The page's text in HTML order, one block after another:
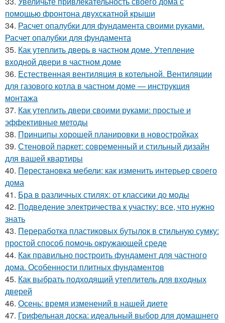
помощью фронтона двухскатной крыши
34. Расчет опалубки для фундамента своими руками.
Расчет опалубки для фундамента
35. Как утеплить дверь в частном доме. Утепление
входной двери в частном доме
36. Естественная вентиляция в котельной. Вентиляции
для газового котла в частном доме — инструкция
монтажа
37. Как утеплить двери своими руками: простые и
эффективные методы
38. Принципы хорошей планировки в новостройках
39. Стеновой паркет: современный и стильный дизайн
для вашей квартиры
40. Перестановка мебели: как изменить интерьер своего
дома
41. Бра в различных стилях: от классики до моды
42. Подведение электричества к участку: все, что нужно
знать
43. Переработка пластиковых бутылок в стильную сумку:
простой способ помочь окружающей среде
44. Как правильно построить фундамент для частного
дома. Особенности плитных фундаментов
45. Как выбрать подходящий утеплитель для входных
дверей
46. Осень: время изменений в нашей диете
47. Грифельная доска: идеальный выбор для домашнего